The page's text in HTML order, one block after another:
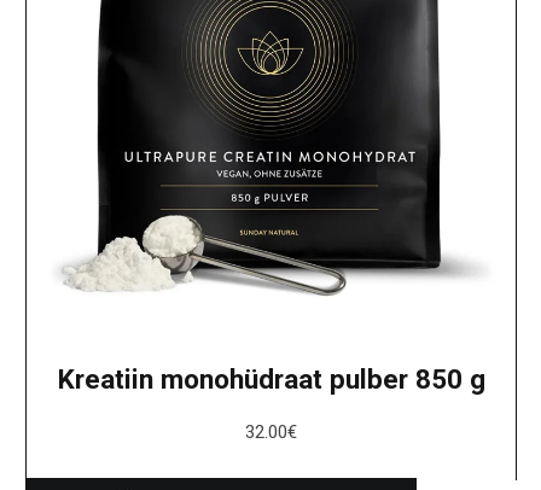
Kreatiin monohüdraat pulber 850 g
32.00€